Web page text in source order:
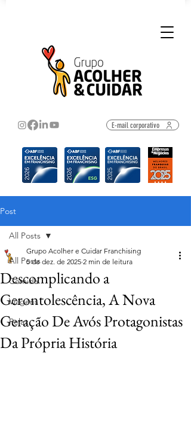
E-mail corporativo
Post
All Posts
Comida
Viagens
Relax
All Posts
Descomplicando a
Gerontolescência, A Nova
Geração De Avós Protagonistas
Da Própria História
Grupo Acolher e Cuidar Franchising
5 de dez. de 2025 2 min de leitura